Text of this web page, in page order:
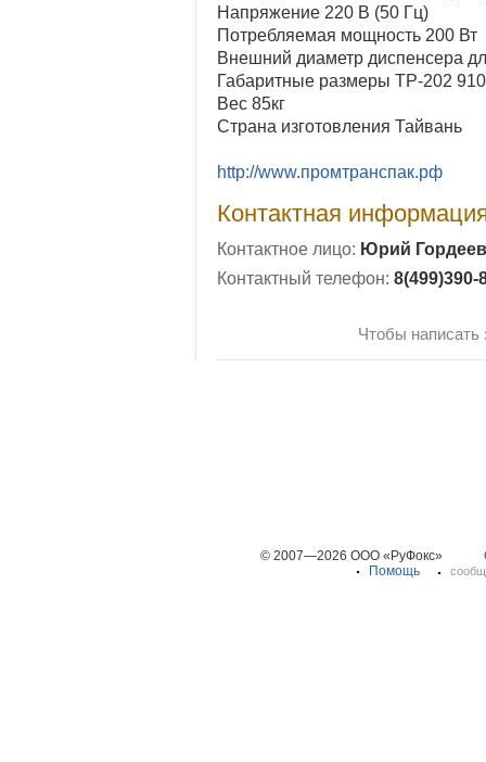
Напряжение 220 В (50 Гц)
Потребляемая мощность 200 Вт
Внешний диаметр диспенсера
Габаритные размеры ТР-202
Вес 85кг
Страна изготовления Тайвань
http://www.промтранспак.рф
Контактная
Контактное лицо: Юрий Гордеев
Контактный телефон: 8(499)390-
Чтобы
© 2007—2026 ООО «РуФокс»
Помощь